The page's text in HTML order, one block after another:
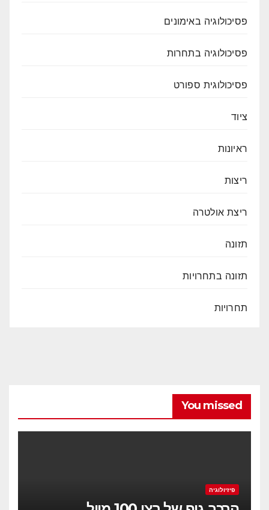
פסיכולוגיה באימונים
פסיכולוגיה בתחרות
פסיכולוגית ספורט
ציוד
ראיונות
ריצות
ריצת אולטרה
תזונה
תזונה בתחרויות
תחרויות
You missed
פיזיולוגיה